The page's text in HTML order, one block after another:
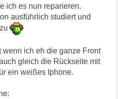
ich es nun reparieren.
ausführlich studiert und
zu
wenn ich eh die ganze Front
gleich die Rückseite mit
ein weißes Iphone.